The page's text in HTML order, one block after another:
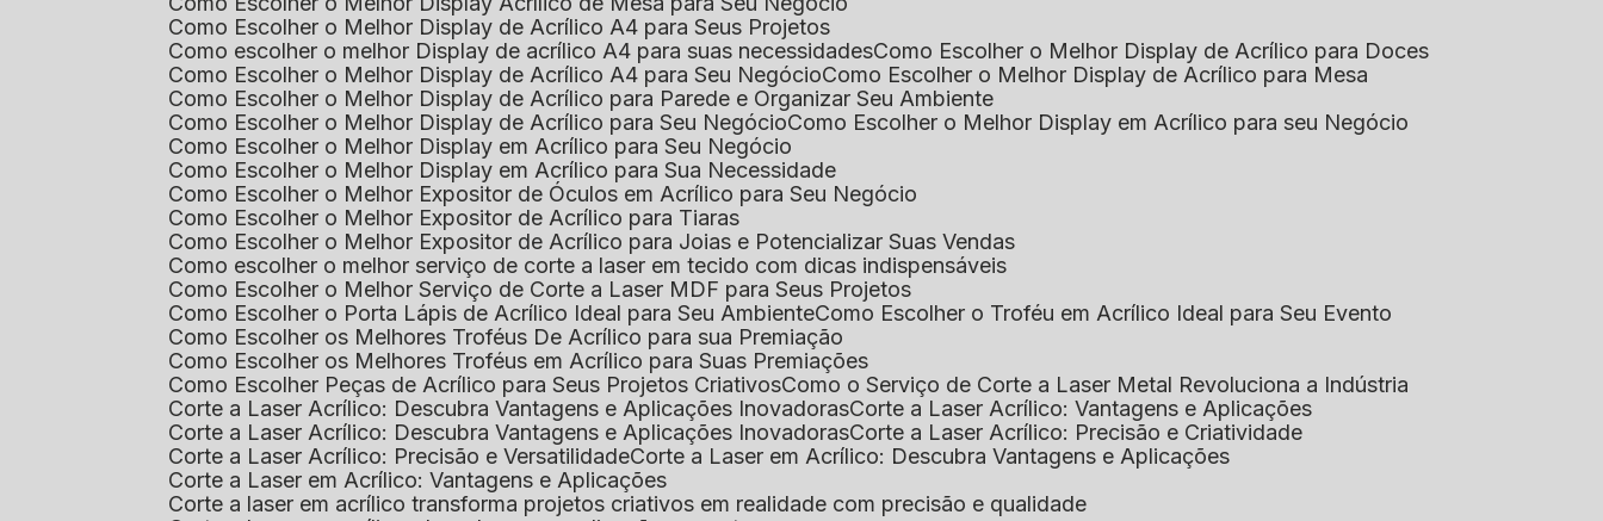
Como Escolher o Melhor Display de Acrílico A4 para Seus Projetos
Como escolher o melhor Display de acrílico A4 para suas necessidades
Como Escolher o Melhor Display de Acrílico para Doces
Como Escolher o Melhor Display de Acrílico A4 para Seu Negócio
Como Escolher o Melhor Display de Acrílico para Mesa
Como Escolher o Melhor Display de Acrílico para Parede e Organizar Seu Ambiente
Como Escolher o Melhor Display de Acrílico para Seu Negócio
Como Escolher o Melhor Display em Acrílico para seu Negócio
Como Escolher o Melhor Display em Acrílico para Seu Negócio
Como Escolher o Melhor Display em Acrílico para Sua Necessidade
Como Escolher o Melhor Expositor de Óculos em Acrílico para Seu Negócio
Como Escolher o Melhor Expositor de Acrílico para Tiaras
Como Escolher o Melhor Expositor de Acrílico para Joias e Potencializar Suas Vendas
Como escolher o melhor serviço de corte a laser em tecido com dicas indispensáveis
Como Escolher o Melhor Serviço de Corte a Laser MDF para Seus Projetos
Como Escolher o Porta Lápis de Acrílico Ideal para Seu Ambiente
Como Escolher o Troféu em Acrílico Ideal para Seu Evento
Como Escolher os Melhores Troféus De Acrílico para sua Premiação
Como Escolher os Melhores Troféus em Acrílico para Suas Premiações
Como Escolher Peças de Acrílico para Seus Projetos Criativos
Como o Serviço de Corte a Laser Metal Revoluciona a Indústria
Corte a Laser Acrílico: Descubra Vantagens e Aplicações Inovadoras
Corte a Laser Acrílico: Vantagens e Aplicações
Corte a Laser Acrílico: Descubra Vantagens e Aplicações Inovadoras
Corte a Laser Acrílico: Precisão e Criatividade
Corte a Laser Acrílico: Precisão e Versatilidade
Corte a Laser em Acrílico: Descubra Vantagens e Aplicações
Corte a Laser em Acrílico: Vantagens e Aplicações
Corte a laser em acrílico transforma projetos criativos em realidade com precisão e qualidade